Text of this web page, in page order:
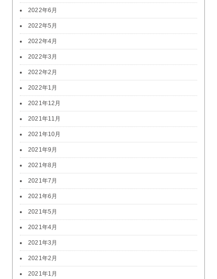
2022年6月
2022年5月
2022年4月
2022年3月
2022年2月
2022年1月
2021年12月
2021年11月
2021年10月
2021年9月
2021年8月
2021年7月
2021年6月
2021年5月
2021年4月
2021年3月
2021年2月
2021年1月